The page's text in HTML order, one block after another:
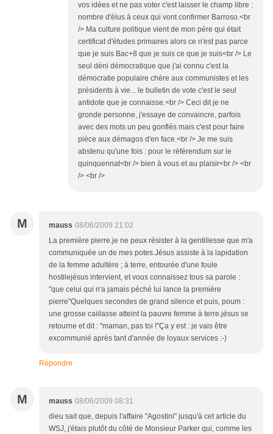
vos idées et ne pas voter c'est laisser le champ libre :
nombre d'élus à ceux qui vont confirmer Barroso.<br
/> Ma culture politique vient de mon père qui était
certificat d'études primaires alors ce n'est pas parce
que je suis Bac+8 que je suis ce que je suis<br /> Le
seul déni démocratique que j'ai connu c'est la
démocratie populaire chère aux communistes et les
présidents à vie... le bulletin de vote c'est le seul
antidote que je connaisse.<br /> Ceci dit je ne
gronde personne, j'essaye de convaincre, parfois
avec des mots un peu gonflés mais c'est pour faire
pièce aux démagos d'en face.<br /> Je me suis
abstenu qu'une fois : pour le référendum sur le
quinquennat<br /> bien à vous et au plaisir<br /> <br
/> <br />
M mauss 08/06/2009 21:02
La première pierre.je ne peux résister à la gentillesse que m'a
communiquée un de mes potes.Jésus assiste à la lapidation
de la femme adultère ; à terre, entourée d'une foule
hostilejésus intervient, et vous connaissez tous sa parole :
"que celui qui n'a jamais péché lui lance la première
pierre"Quelques secondes de grand silence et puis, poum :
une grosse caiilasse atteint la pauvre femme à terre.jésus se
retourne et dit : "maman, pas toi !"Ça y est : je vais être
excommunié après tant d'année de loyaux services :-)
Répondre
M mauss 08/06/2009 08:31
dieu sait que, depuis l'affaire "Agostini" jusqu'à cet article du
WSJ, j'étais plutôt du côté de Monsieur Parker qui, comme les